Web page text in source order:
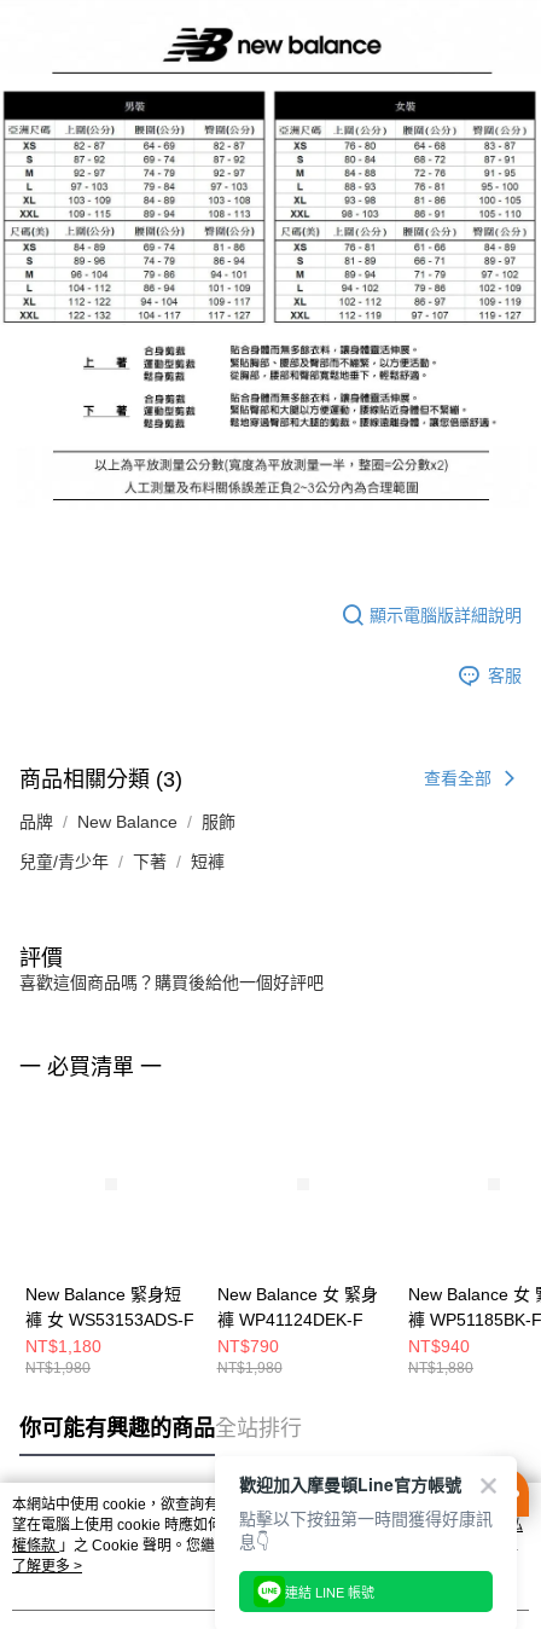
顯示電腦版詳細說明
客服
商品相關分類 (3) 查看全部
品牌 New Balance 服飾
兒童/青少年 下著 短褲
評價
喜歡這個商品嗎？購買後給他一個好評吧
一 必買清單 一
New Balance 緊身短
褲 女 WS53153ADS-F
NT$1,180
NT$1,980
New Balance 女 緊身
褲 WP41124DEK-F
NT$790
NT$1,980
New Balance 女
褲 WP51185BK-F
NT$940
NT$1,880
你可能有興趣的商品全站排行
熱門標籤
本網站中使用 cookie，欲查詢有關本網站使用 cookie 方式之詳情，及若您不希
望在電腦上使用 cookie 時應如何變更電腦的 cookie 設定，請參閱本網站「
隱私
權條款 」之 Cookie 聲明。您繼續使用本網站即表示您同意本公司得按本網站使
用條款之 Cookie 聲明使用 cookie。
了解更多 >
歡迎加入摩曼頓Line官方帳號
點擊以下按鈕第一時間獲得好康訊
息👇
連結 LINE 帳號